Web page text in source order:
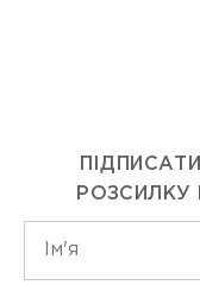
РОЗСИЛКУ